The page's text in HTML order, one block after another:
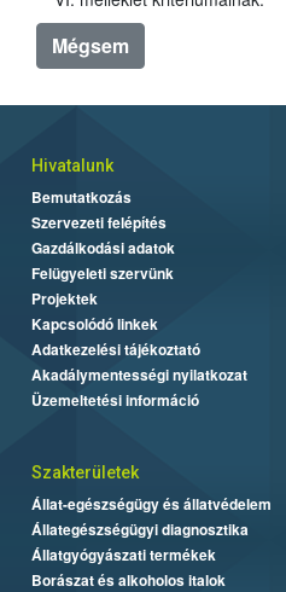
Mégsem
Hivatalunk
Bemutatkozás
Szervezeti felépítés
Gazdálkodási adatok
Felügyeleti szervünk
Projektek
Kapcsolódó linkek
Adatkezelési tájékoztató
Akadálymentességi nyilatkozat
Üzemeltetési információ
Szakterületek
Állat-egészségügy és állatvédelem
Állategészségügyi diagnosztika
Állatgyógyászati termékek
Borászat és alkoholos italok